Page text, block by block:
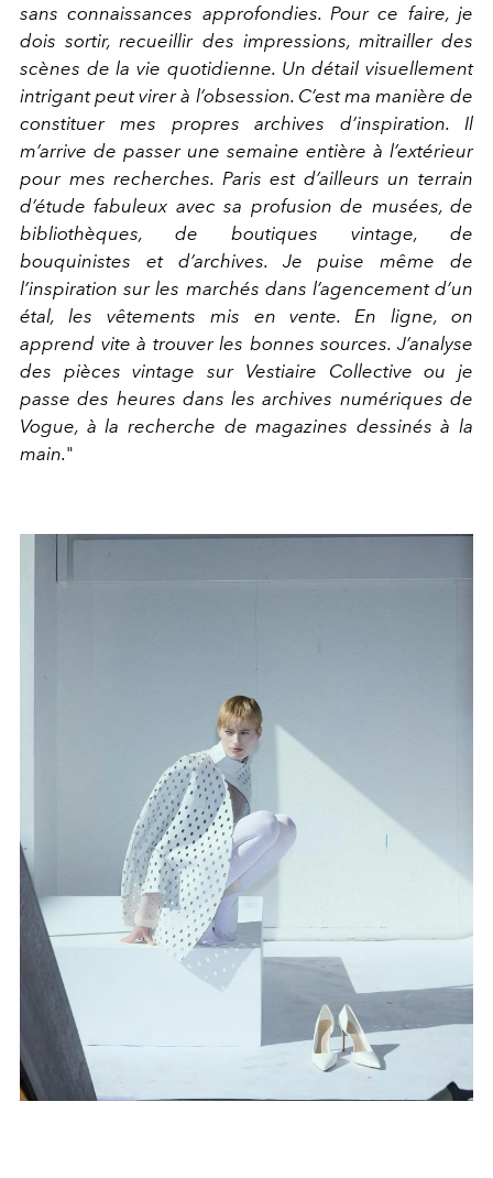
sans connaissances approfondies. Pour ce faire, je
dois sortir, recueillir des impressions, mitrailler des
scènes de la vie quotidienne. Un détail visuellement
intrigant peut virer à l’obsession. C’est ma manière de
constituer mes propres archives d’inspiration. Il
m’arrive de passer une semaine entière à l’extérieur
pour mes recherches. Paris est d’ailleurs un terrain
d’étude fabuleux avec sa profusion de musées, de
bibliothèques, de boutiques vintage, de
bouquinistes et d’archives. Je puise même de
l’inspiration sur les marchés dans l’agencement d’un
étal, les vêtements mis en vente. En ligne, on
apprend vite à trouver les bonnes sources. J’analyse
des pièces vintage sur Vestiaire Collective ou je
passe des heures dans les archives numériques de
Vogue, à la recherche de magazines dessinés à la
main."